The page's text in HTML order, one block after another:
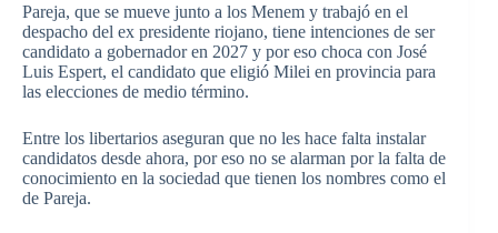
Pareja, que se mueve junto a los Menem y trabajó en el
despacho del ex presidente riojano, tiene intenciones de ser
candidato a gobernador en 2027 y por eso choca con José
Luis Espert, el candidato que eligió Milei en provincia para
las elecciones de medio término.
Entre los libertarios aseguran que no les hace falta instalar
candidatos desde ahora, por eso no se alarman por la falta de
conocimiento en la sociedad que tienen los nombres como el
de Pareja.